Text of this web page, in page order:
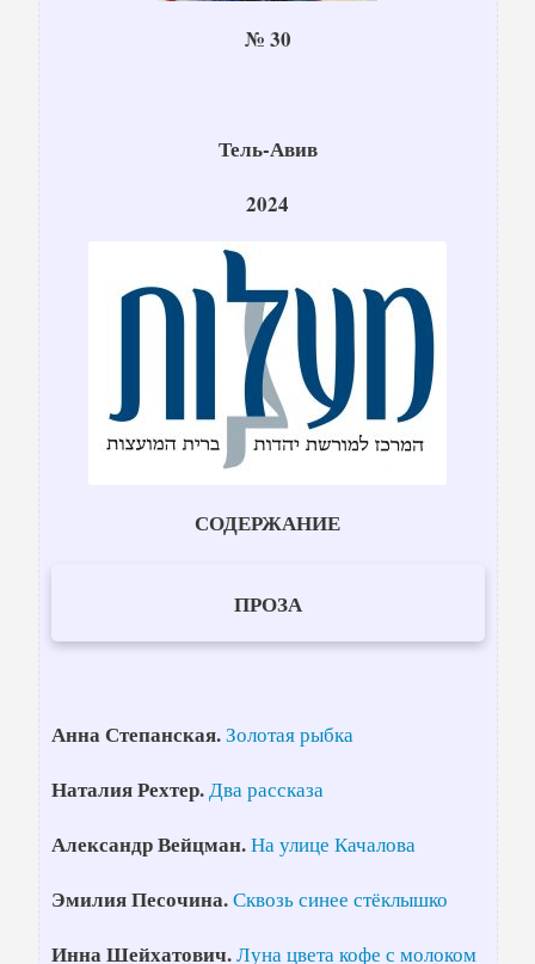
№ 30
Тель-Авив
2024
СОДЕРЖАНИЕ
ПРОЗА
Анна Степанская.Золотая рыбка
Наталия Рехтер.Два рассказа
Александр Вейцман.На улице Качалова
Эмилия Песочина.Сквозь синее стёклышко
Инна Шейхатович.Луна цвета кофе с молоком